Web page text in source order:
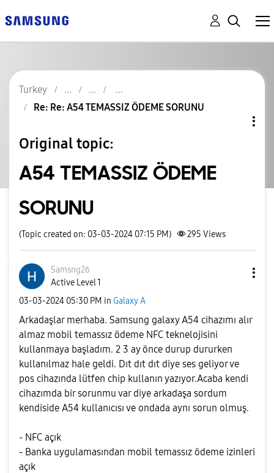
Turkey
Re: Re: A54 TEMASSIZ ÖDEME SORUNU
Original topic:
A54 TEMASSIZ ÖDEME
SORUNU
(Topic created on: 03-03-2024 07:15 PM) 295 Views
Samsng26
Active Level 1
‎03-03-2024 05:30 PM in Galaxy A
Arkadaşlar merhaba. Samsung galaxy A54 cihazımı alır
almaz mobil temassız ödeme NFC teknelojisini
kullanmaya başladım. 2 3 ay önce durup dururken
kullanılmaz hale geldi. Dıt dıt dıt diye ses geliyor ve
pos cihazında lütfen chip kullanın yazıyor.Acaba kendi
cihazımda bir sorunmu var diye arkadaşa sordum
kendiside A54 kullanıcısı ve ondada aynı sorun olmuş.
- NFC açık
- Banka uygulamasından mobil temassız ödeme izinleri
açık